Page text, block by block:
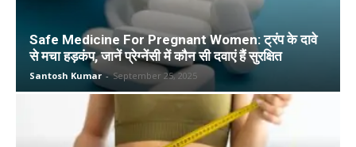
Safe Medicine For Pregnant Women: ट्रंप के दावे
से मचा हड़कंप, जानें प्रेग्नेंसी में कौन सी दवाएं हैं सुरक्षित
Santosh Kumar - September 25, 2025